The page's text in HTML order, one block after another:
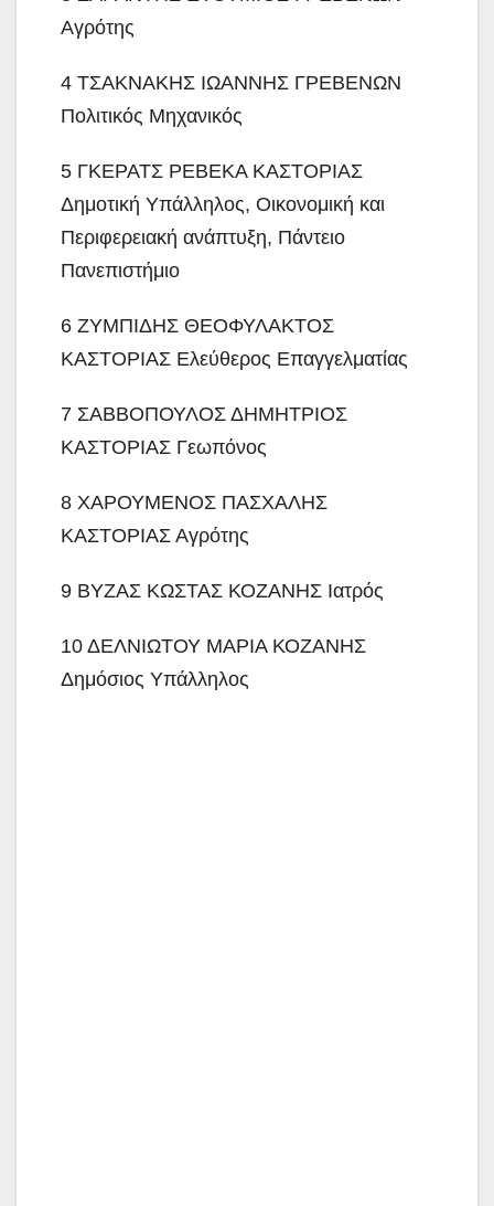
Αγρότης
4 ΤΣΑΚΝΑΚΗΣ ΙΩΑΝΝΗΣ ΓΡΕΒΕΝΩΝ
Πολιτικός Μηχανικός
5 ΓΚΕΡΑΤΣ ΡΕΒΕΚΑ ΚΑΣΤΟΡΙΑΣ
Δημοτική Υπάλληλος, Οικονομική και
Περιφερειακή ανάπτυξη, Πάντειο
Πανεπιστήμιο
6 ΖΥΜΠΙΔΗΣ ΘΕΟΦΥΛΑΚΤΟΣ
ΚΑΣΤΟΡΙΑΣ Ελεύθερος Επαγγελματίας
7 ΣΑΒΒΟΠΟΥΛΟΣ ΔΗΜΗΤΡΙΟΣ
ΚΑΣΤΟΡΙΑΣ Γεωπόνος
8 ΧΑΡΟΥΜΕΝΟΣ ΠΑΣΧΑΛΗΣ
ΚΑΣΤΟΡΙΑΣ Αγρότης
9 ΒΥΖΑΣ ΚΩΣΤΑΣ ΚΟΖΑΝΗΣ Ιατρός
10 ΔΕΛΝΙΩΤΟΥ ΜΑΡΙΑ ΚΟΖΑΝΗΣ
Δημόσιος Υπάλληλος